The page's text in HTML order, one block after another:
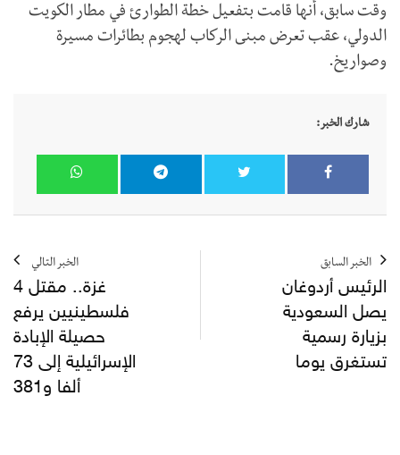
وقت سابق، أنها قامت بتفعيل خطة الطوارئ في مطار الكويت
الدولي، عقب تعرض مبنى الركاب لهجوم بطائرات مسيرة
وصواريخ.
شارك الخبر:
الخبر السابق
الرئيس أردوغان
يصل السعودية
بزيارة رسمية
تستغرق يوما
الخبر التالي
غزة.. مقتل 4
فلسطينيين يرفع
حصيلة الإبادة
الإسرائيلية إلى 73
ألفا و381